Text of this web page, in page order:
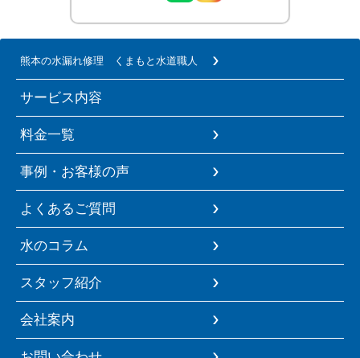
熊本の水漏れ修理 くまもと水道職人
サービス内容
料金一覧
事例・お客様の声
よくあるご質問
水のコラム
スタッフ紹介
会社案内